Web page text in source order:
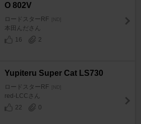
O 802V
ロードスターRF [ND]
本田んださん
16
2
Yupiteru Super Cat LS730
ロードスターRF [ND]
red-LCCさん
22
0